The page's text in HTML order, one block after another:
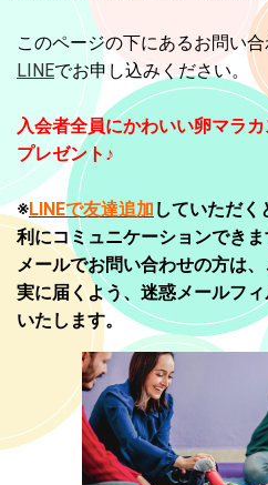
2021.02.15
2021年春の無料体験会を行います
11:35 黒門カルチャーくらぶ 3月
Place 仲町橋 3月25日、4月1日(木
♪詳しくは「無料体験」のページを
2020.12.03
追加しました！水曜午後クラスの無
が違います。 12月11日（金）
「Third Place 仲町橋」にて♪ 詳し
ください。
2020.10.22
水曜午後クラスの無料体験会を行
16:15 逗子・葉山駅近くの「Third
料体験のページからご覧ください。
2020.07.21
このページの下にあるお問い
LINEでお申し込みください。
入会者全員にかわいい卵マラ
プレゼント♪
※LINEで友達追加 していただ
利にコミュニケーションできま
メールでお問い合わせの方は
実に届くよう、迷惑メールフ
いたします。